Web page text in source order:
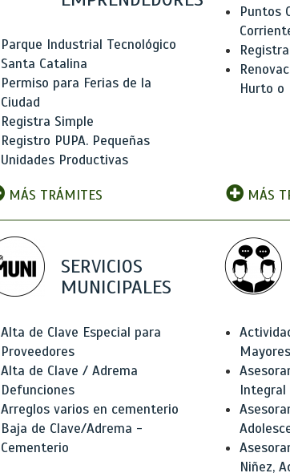
Parque Industrial Tecnológico
Santa Catalina
Permiso para Ferias de la
Ciudad
Registra Simple
Registro PUPA. Pequeñas
Unidades Productivas
MÁS TRÁMITES
Puntos
Hurto o
MÁS
SERVICIOS
MUNICIPALES
Alta de Clave Especial para
Proveedores
Alta de Clave / Adrema
Defunciones
Arreglos varios en cementerio
Baja de Clave/Adrema -
Cementerio
Mayores
Integral
Niñez,